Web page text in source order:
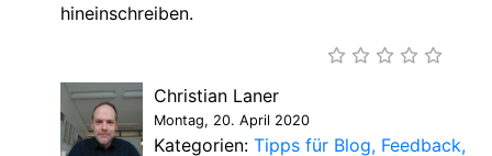
hineinschreiben.
Christian Laner
Montag, 20. April 2020
Kategorien: Tipps für Blog Feedback